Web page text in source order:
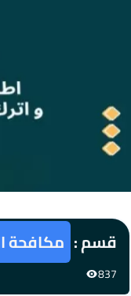
قسم : مكافحة
837